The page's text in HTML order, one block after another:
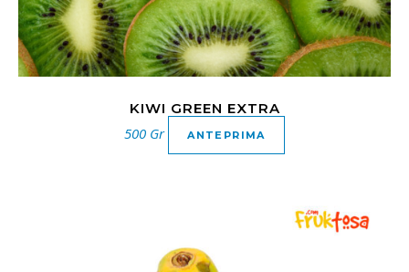
KIWI GREEN EXTRA
500 Gr ANTEPRIMA